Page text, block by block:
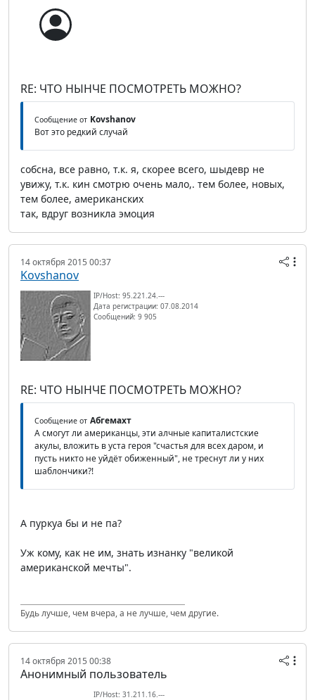
RE: ЧТО НЫНЧЕ ПОСМОТРЕТЬ МОЖНО?
Сообщение от Kovshanov
Вот это редкий случай
собсна, все равно, т.к. я, скорее всего, шыдевр не
увижу, т.к. кин смотрю очень мало,. тем более, новых,
тем более, американских
так, вдруг возникла эмоция
14 октября 2015 00:37
Kovshanov
IP/Host: 95.221.24.---
Дата регистрации: 07.08.2014
Сообщений: 9 905
RE: ЧТО НЫНЧЕ ПОСМОТРЕТЬ МОЖНО?
Сообщение от Абгемахт
А смогут ли американцы, эти алчные капиталистские
акулы, вложить в уста героя "счастья для всех даром, и
пусть никто не уйдёт обиженный", не треснут ли у них
шаблончики?!
А пуркуа бы и не па?
Уж кому, как не им, знать изнанку "великой
американской мечты".
Будь лучше, чем вчера, а не лучше, чем другие.
14 октября 2015 00:38
Анонимный пользователь
IP/Host: 31.211.16.---